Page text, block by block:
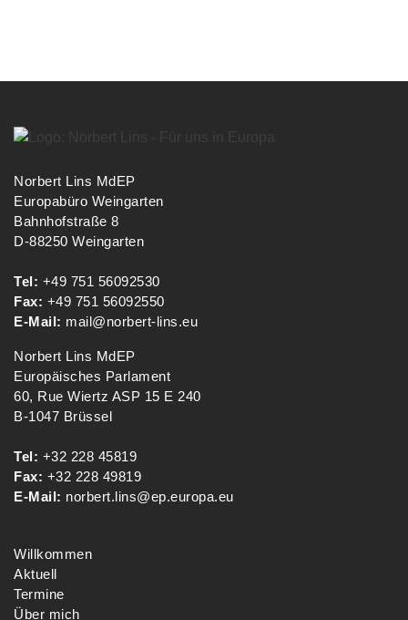
Norbert Lins MdEP
Europabüro Weingarten
Bahnhofstraße 8
D-88250 Weingarten
Tel: +49 751 56092530
Fax: +49 751 56092550
E-Mail: mail@norbert-lins.eu
Norbert Lins MdEP
Europäisches Parlament
60, Rue Wiertz ASP 15 E 240
B-1047 Brüssel
Tel: +32 228 45819
Fax: +32 228 49819
E-Mail: norbert.lins@ep.europa.eu
Willkommen
Aktuell
Termine
Über mich